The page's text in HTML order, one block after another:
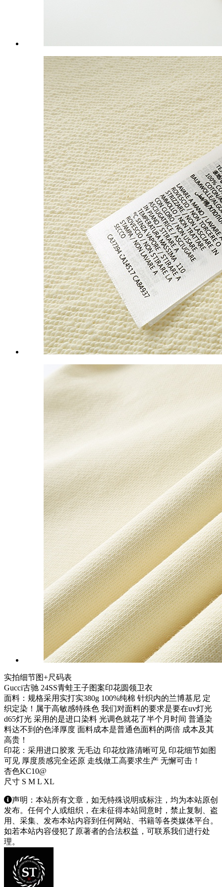
实拍细节图+尺码表
Gucci古驰 24SS青蛙王子图案印花圆领卫衣
面料：规格采用实打实380g 100%纯棉 针织内的兰博基尼 定
织定染！属于高敏感特殊色 我们对面料的要求是要在uv灯光
d65灯光 采用的是进口染料 光调色就花了半个月时间 普通染
料达不到的色泽厚度 面料成本是普通色面料的两倍 成本及其
高贵！
印花：采用进口胶浆 无毛边 印花纹路清晰可见 印花细节如图
可见 厚度质感完全还原 走线做工高要求生产 无懈可击！
杏色KC10@
尺寸 S M L XL
声明：本站所有文章，如无特殊说明或标注，均为本站原创
发布。任何个人或组织，在未征得本站同意时，禁止复制、盗
用、采集、发布本站内容到任何网站、书籍等各类媒体平台。
如若本站内容侵犯了原著者的合法权益，可联系我们进行处
理。